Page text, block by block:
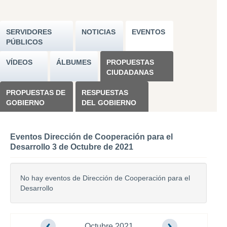
SERVIDORES
PÚBLICOS
NOTICIAS EVENTOS
VÍDEOS ÁLBUMES
PROPUESTAS
CIUDADANAS
PROPUESTAS DE
GOBIERNO
RESPUESTAS
DEL GOBIERNO
Eventos Dirección de Cooperación para el
Desarrollo 3 de Octubre de 2021
No hay eventos de Dirección de Cooperación para el
Desarrollo